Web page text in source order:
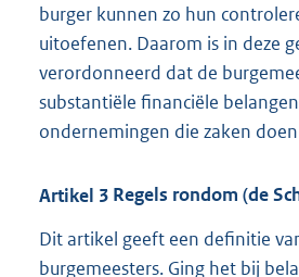
burger kunnen zo hun
uitoefenen. Daarom is in deze
verordonneerd dat de
substantiële financiële
ondernemingen die zaken
Artikel 3 Regels rondom (de
Dit artikel geeft een definitie
burgemeesters. Ging het bij